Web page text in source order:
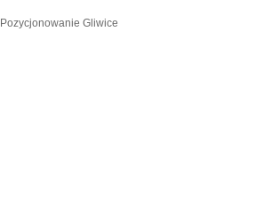
Pozycjonowanie Gliwice